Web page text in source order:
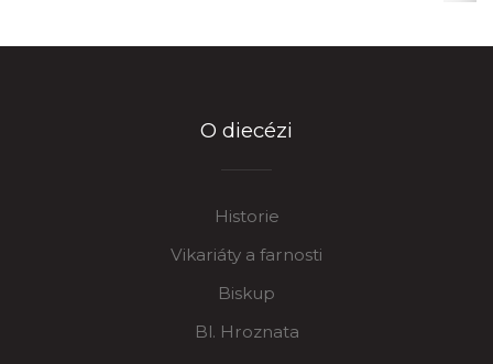
O diecézi
Historie
Vikariáty a farnosti
Biskup
Bl. Hroznata